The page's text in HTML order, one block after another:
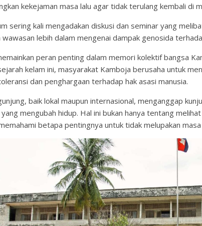
kekejaman masa lalu agar tidak terulang kembali di
sering kali mengadakan diskusi dan seminar yang
lebih dalam mengenai dampak genosida
peran penting dalam memori kolektif bangsa
kelam ini, masyarakat Kamboja berusaha untuk
dan penghargaan terhadap hak asasi manusia.
baik lokal maupun internasional, menganggap
mengubah hidup. Hal ini bukan hanya tentang
betapa pentingnya untuk tidak melupakan masa